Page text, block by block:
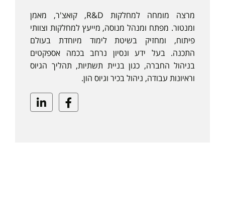
מרצה מומחה למחלקות R&D, קואצ'ר, מאמן
ומנטור. מפתח ומנהל מנוסה, מייעץ למחלקות וצוותי
פיתוח, ומחזיק בשיטת לימוד מיוחדת בעולם
התכנה. בעל ידע ונסיון נרחב בכמה אספקטים
בניהול החברה, כגון בניית תשתיות, תהליך הגיוס
וראיונות עבודה, ניהול בכיר וגיוס הון.
Linkedin